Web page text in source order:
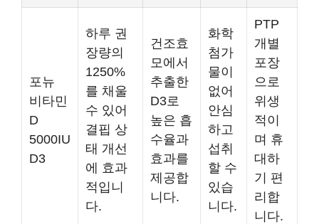
포뉴
비타민
D
5000IU
D3
하루 권
장량의
1250%
를 채울
수 있어
결핍 상
태 개선
에 효과
적입니
다.
건조효
모에서
추출한
D3로
높은 흡
수율과
효과를
제공합
니다.
화학
첨가
물이
없어
안심
하고
섭취
할 수
있습
니다.
PTP
개별
포장
으로
위생
적이
며 휴
대하
기 편
리합
니다.